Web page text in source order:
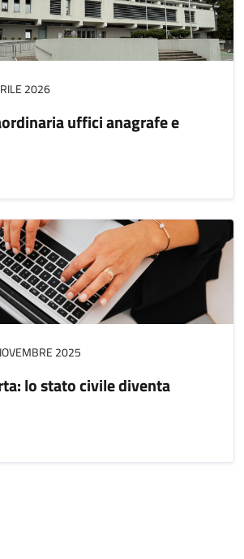
2026
uffici anagrafe e
2025
lo stato civile diventa